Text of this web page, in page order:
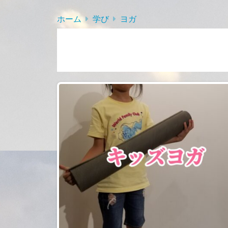
ホーム 学び ヨガ